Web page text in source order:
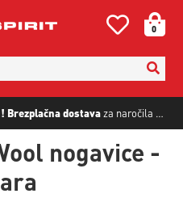
Brezplačna dostavaza naročila nad
0
nogavice -